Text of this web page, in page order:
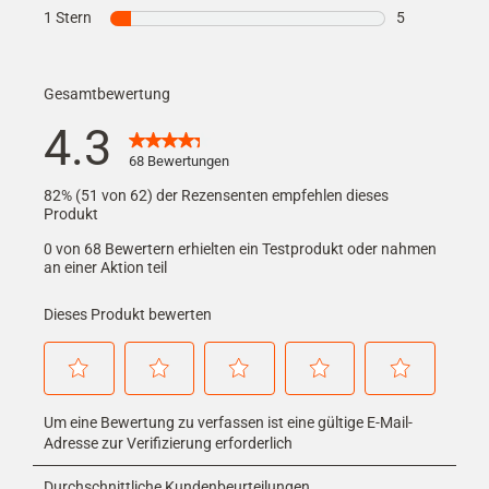
1 Stern Sterne
5
Gesamtbewertung
4.3 68 Bewertungen
82% (51 von 62) der Rezensenten empfehlen dieses
Produkt
0 von 68 Bewertern erhielten ein Testprodukt oder nahmen
an einer Aktion teil
Dieses Produkt bewerten
Sie
diese
Option,
um
Sie
diese
Option,
um
Sie
diese
Option,
um
Sie
diese
Option,
um
Sie
Option,
Um eine Bewertung zu verfassen ist eine gültige E-Mail-
Adresse zur Verifizierung erforderlich